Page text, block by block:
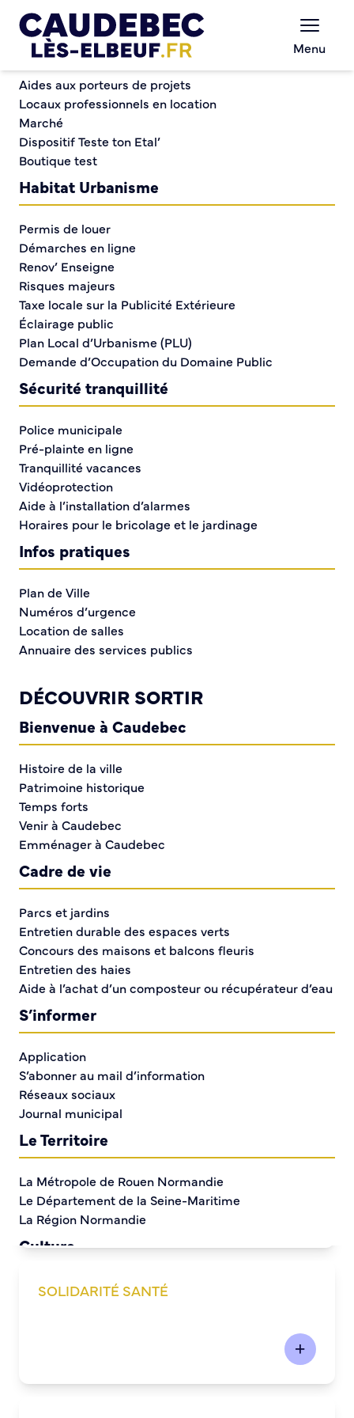
Menu
Trouver un service
Trouver un service
Les domaines d’intervention de la mairie,
collectivité territoriale, sont multiples et
relèvent des services à la population : état civil,
gestion des écoles et de la halte-garderie,
seniors, action sociale, propreté, espaces verts,
culture .
Les services municipaux accueillent tout au
long de l’année les habitants pour les orienter et
leur fournir les renseignements utiles.
VIE MUNICIPALE
MATÉRIEL À VENDRE
DÉLIBÉRATIONS ET DÉCISIONS
Retrouvez ici, l’ensemble des délibérations et
des arrêtés de la Ville et du CCAS.
CADRE DE VIE
ÉTAT CIVIL ET CITOYENNETÉ
PROPRETÉ DÉCHETS
SOLIDARITÉ SANTÉ
Chèques-cadeaux municipaux – Soutenez le
Aides aux porteurs de projets
Locaux professionnels en location
Marché
Dispositif Teste ton Etal’
Boutique test
Habitat Urbanisme
Permis de louer
Démarches en ligne
Renov’ Enseigne
Risques majeurs
Taxe locale sur la Publicité Extérieure
Éclairage public
Plan Local d’Urbanisme (PLU)
Demande d’Occupation du Domaine Public
Sécurité tranquillité
Police municipale
Pré-plainte en ligne
Tranquillité vacances
Vidéoprotection
Aide à l’installation d’alarmes
Horaires pour le bricolage et le jardinage
Infos pratiques
Plan de Ville
Numéros d’urgence
Location de salles
Annuaire des services publics
DÉCOUVRIR SORTIR
Bienvenue à Caudebec
Histoire de la ville
Patrimoine historique
Temps forts
Venir à Caudebec
Emménager à Caudebec
Cadre de vie
Parcs et jardins
Entretien durable des espaces verts
Concours des maisons et balcons fleuris
Entretien des haies
Aide à l’achat d’un composteur ou récupérateur d’eau
S’informer
Application
S’abonner au mail d’information
Réseaux sociaux
Journal municipal
Le Territoire
La Métropole de Rouen Normandie
Le Département de la Seine-Maritime
La Région Normandie
Culture
Espace Bourvil